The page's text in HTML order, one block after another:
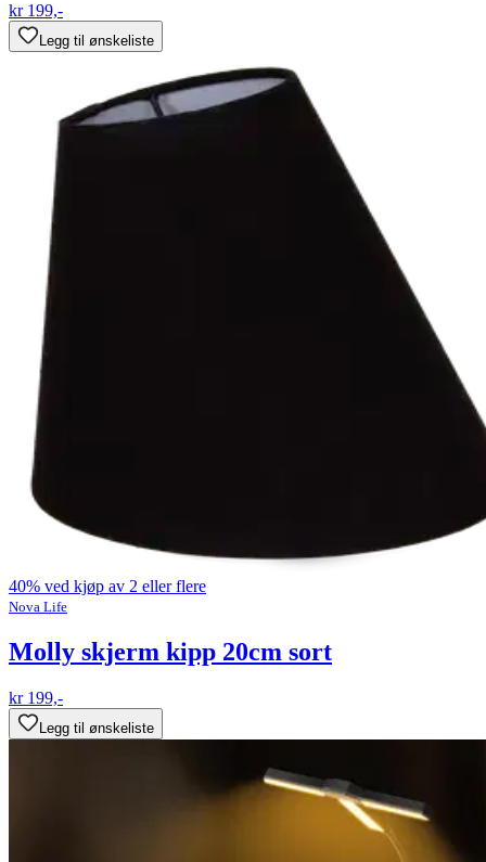
kr 199,-
Legg til ønskeliste
40% ved kjøp av 2 eller flere
Nova Life
Molly skjerm kipp 20cm sort
kr 199,-
Legg til ønskeliste